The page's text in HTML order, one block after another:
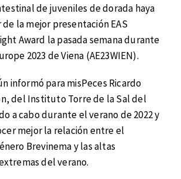
de juveniles de dorada haya
la mejor presentación EAS
Award la pasada semana durante
2023 de Viena (AE23WIEN).
informó para misPeces Ricardo
del Instituto Torre de la Sal del
a cabo durante el verano de 2022 y
mejor la relación entre el
Brevinema y las altas
del verano.